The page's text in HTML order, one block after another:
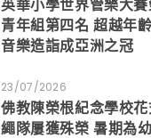
英華小學世界管樂大
青年組第四名 超越年
音樂造詣成亞洲之冠
23/07/2026
佛教陳榮根紀念學校
繩隊屢獲殊榮 暑期為